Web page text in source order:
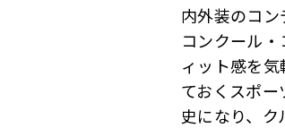
内外装のコン
コンクール
ィット感を
ておくスポ
史になり、ク